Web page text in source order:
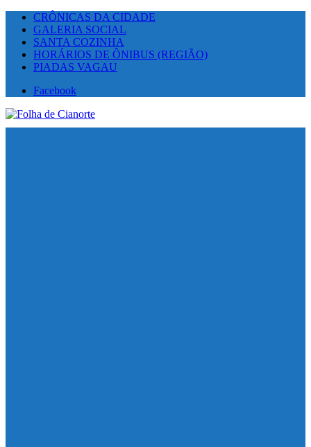
CRÔNICAS DA CIDADE
GALERIA SOCIAL
SANTA COZINHA
HORÁRIOS DE ÔNIBUS (REGIÃO)
PIADAS VAGAU
Facebook